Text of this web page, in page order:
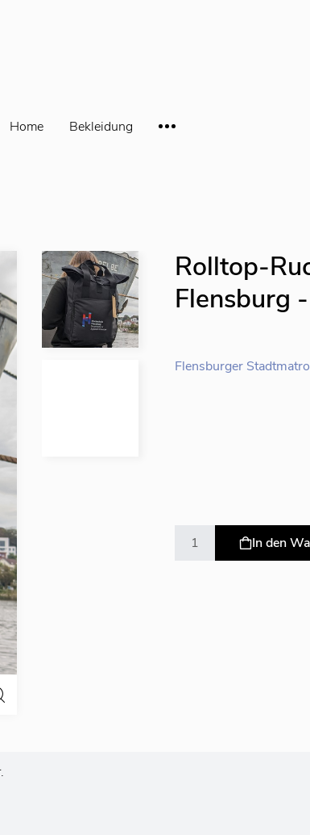
Home Bekleidung
Rolltop-
Flensburg
Flensburger
In den